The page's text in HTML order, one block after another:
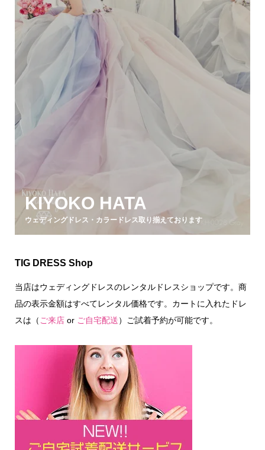
KIYOKO HATA
ウェディングドレス・カラードレス取り揃えております
TIG DRESS Shop
当店はウェディングドレスのレンタルドレスショップです。商
品の表示金額はすべてレンタル価格です。カートに入れたドレ
スは（ ご来店or ご自宅配送）ご試着予約が可能です。